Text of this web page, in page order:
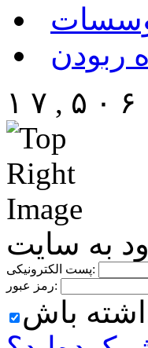
ربودن
۱ ۷ , ۵ ۰ ۶
به سایت
پست الکترونیکی:
رمز عبور:
باش